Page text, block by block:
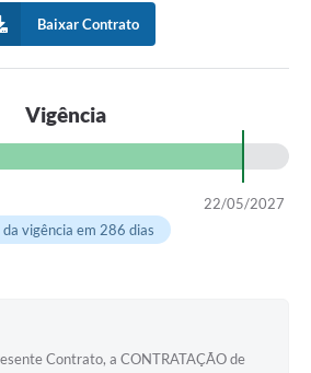
Baixar Contrato
Vigência
22/05/2027
da vigência em 286 dias
Contrato, a CONTRATAÇÃO de